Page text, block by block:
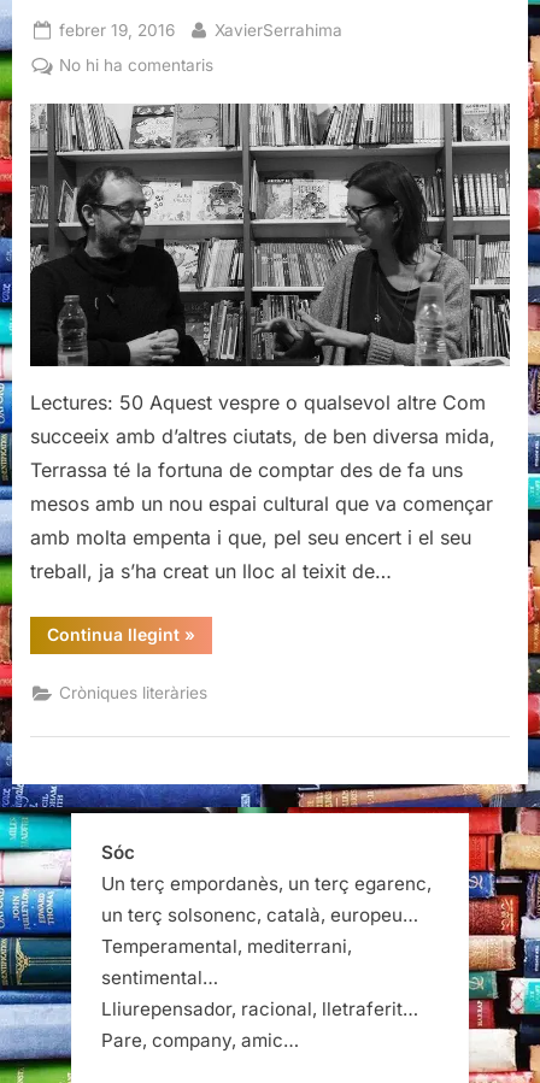
Posted
on
febrer 19, 2016 By
XavierSerrahima
No hi ha comentarisa
de
Ni
aquesta
tarda,
ni
cap
altra,
d’Andreu
Grau
Lectures: 50 Aquest vespre o qualsevol altre Com
succeeix amb d’altres ciutats, de ben diversa mida,
Terrassa té la fortuna de comptar des de fa uns
mesos amb un nou espai cultural que va començar
amb molta empenta i que, pel seu encert i el seu
treball, ja s’ha creat un lloc al teixit de…
Continua llegint“Presentació
de
aquesta
tarda,
cap
Grau”
»
Cròniques literàries
Sóc
Un terç empordanès, un terç egarenc,
un terç solsonenc, català, europeu…
Temperamental, mediterrani,
sentimental…
Lliurepensador, racional, lletraferit…
Pare, company, amic…